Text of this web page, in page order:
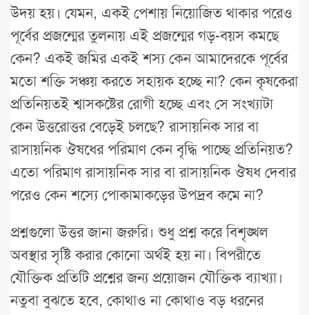
উদয় হয়। যেমন, একই পেশায় নিয়োজিত থাকার পরেও
পূর্বের প্রজন্মের তুলনায় এই প্রজন্মের গড়-বয়স কমছে
কেন? একই জমির একই শস্য কেন আমাদেরকে পূর্বের
মতো শক্তি সঞ্চয় করতে সহায়ক হচ্ছে না? কেন কৃষকেরা
প্রতিনিয়তই শ্বাসকষ্টের রোগী হচ্ছে এবং সে সংখ্যাটা
কেন উত্তরোত্তর বেড়েই চলছে? রাসায়নিক সার বা
রাসায়নিক ঔষধের পরিমাণ কেন বৃদ্ধি পাচ্ছে প্রতিনিয়ত?
এতো পরিমাণ রাসায়নিক সার বা রাসায়নিক ঔষধ দেবার
পরেও কেন শস্যে পোকামাকড়ের উপদ্রব কমে না?
প্রশ্নগুলো উত্তর জানা জরুরি। শুধু প্রশ্ন করে বিশৃঙ্খল
অবস্থার সৃষ্টি করার কোনো অর্থই হয় না। বিপরীতে
যৌক্তিক প্রতিটি প্রশ্নের জন্য প্রয়োজন যৌক্তিক ব্যাখ্যা।
নতুবা বুঝতে হবে, কোথাও না কোথাও বড় ধরনের